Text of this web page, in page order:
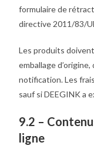
formulaire de
directive 2011/83/
Les produits
emballage
notification. Les
sauf si DEEGINK a
9.2 –
ligne